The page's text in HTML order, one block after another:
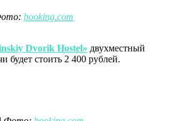
booking.com
Dvorik Hostel» двухместный
будет стоить 2 400 рублей.